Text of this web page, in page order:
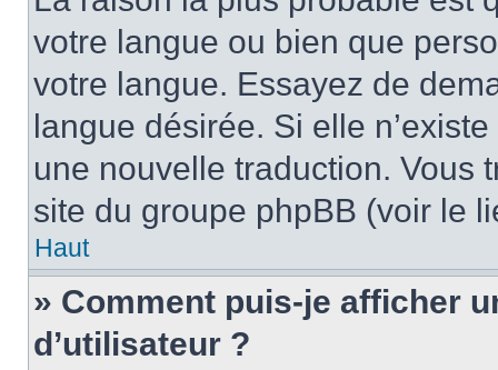
votre langue ou bien que
votre langue. Essayez de
langue désirée. Si elle
une nouvelle traduction. Vous
site du groupe phpBB (voir le
Haut
» Comment puis-je afficher
d’utilisateur ?